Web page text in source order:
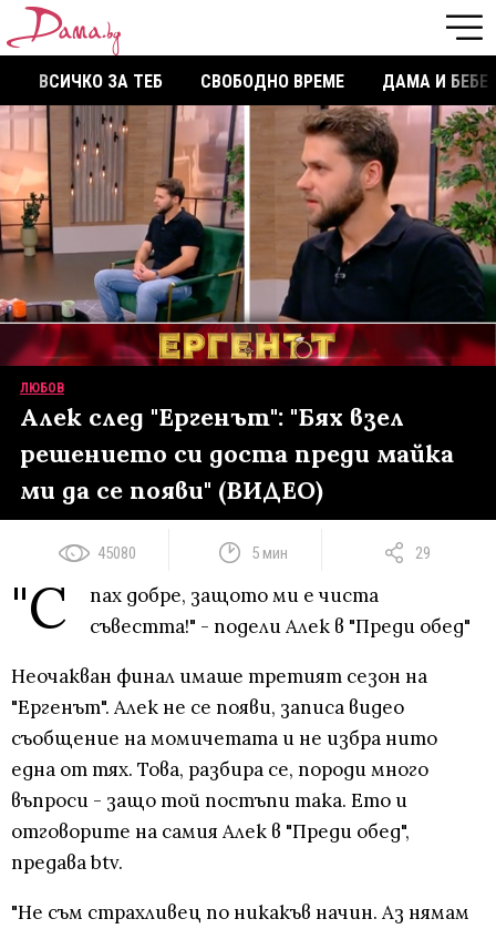
ВСИЧКО ЗА ТЕБ СВОБОДНО ВРЕМЕ ДАМА И БЕБЕ
ЛЮБОВ
Алек след "Ергенът": "Бях взел
решението си доста преди майка
ми да се появи" (ВИДЕО)
45080 5 мин 29
"С
пах добре, защото ми е чиста
съвестта!" - подели Алек в "Преди обед"
Неочакван финал имаше третият сезон на
"Ергенът". Алек не се появи, записа видео
съобщение на момичетата и не избра нито
една от тях. Това, разбира се, породи много
въпроси - защо той постъпи така. Ето и
отговорите на самия Алек в "Преди обед",
предава btv.
"Не съм страхливец по никакъв начин. Аз нямам